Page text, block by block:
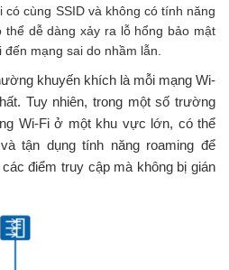
có cùng SSID và không có tính năng
thể dễ dàng xảy ra lỗ hổng bảo mật
mạng sai do nhầm lẫn.
khuyến khích là mỗi mạng Wi-
Tuy nhiên, trong một số trường
Wi-Fi ở một khu vực lớn, có thể
tận dụng tính năng roaming để
điểm truy cập mà không bị gián